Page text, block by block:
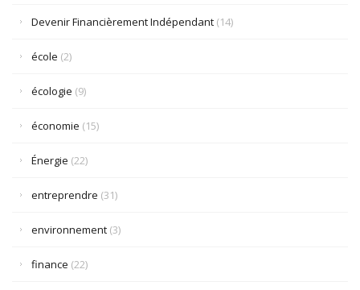
Devenir Financièrement Indépendant (14)
école (2)
écologie (9)
économie (15)
Énergie (22)
entreprendre (31)
environnement (3)
finance (22)